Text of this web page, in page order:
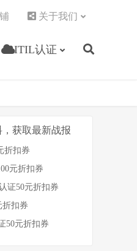
ITIL认证
关于我们
获取最新战报
折扣券
元折扣券
证50元折扣券
折扣券
50元折扣券